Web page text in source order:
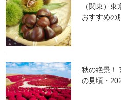
ショウガを使った新商品などを展開し
（関東）
おすすめの
秋の絶景！
の見頃・